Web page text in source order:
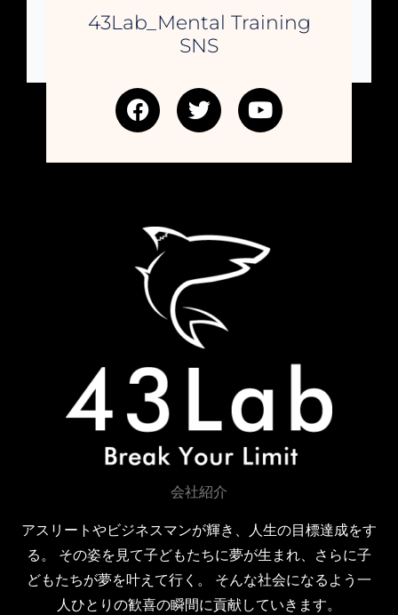
43Lab_Mental Training
SNS
F
a
e
o
T
w
t
r
Y
o
t
会社紹介
アスリートやビジネスマンが輝き、人生の目標達成をす
る。 その姿を見て子どもたちに夢が生まれ、さらに子
どもたちが夢を叶えて行く。 そんな社会になるよう一
人ひとりの歓喜の瞬間に貢献していきます。